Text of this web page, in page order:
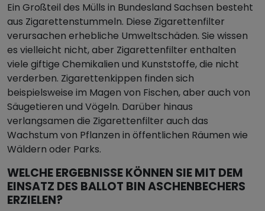
Ein Großteil des Mülls in Bundesland Sachsen besteht
aus Zigarettenstummeln. Diese Zigarettenfilter
verursachen erhebliche Umweltschäden. Sie wissen
es vielleicht nicht, aber Zigarettenfilter enthalten
viele giftige Chemikalien und Kunststoffe, die nicht
verderben. Zigarettenkippen finden sich
beispielsweise im Magen von Fischen, aber auch von
Säugetieren und Vögeln. Darüber hinaus
verlangsamen die Zigarettenfilter auch das
Wachstum von Pflanzen in öffentlichen Räumen wie
Wäldern oder Parks.
WELCHE ERGEBNISSE KÖNNEN SIE MIT DEM
EINSATZ DES BALLOT BIN ASCHENBECHERS
ERZIELEN?